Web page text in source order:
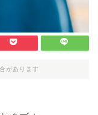
があります